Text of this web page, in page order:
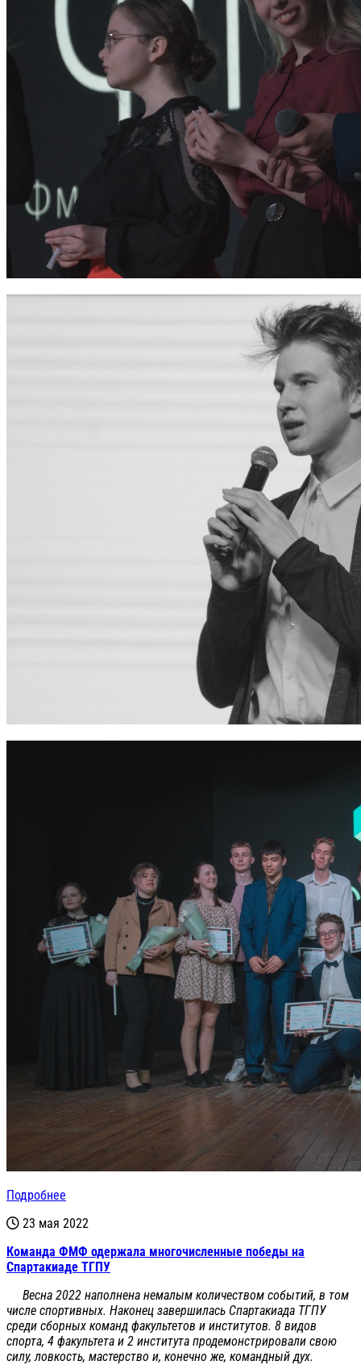
Подробнее
23 мая 2022
Команда ФМФ одержала многочисленные победы на
Спартакиаде ТГПУ
Весна 2022 наполнена немалым количеством событий, в том
числе спортивных. Наконец завершилась Спартакиада ТГПУ
среди сборных команд факультетов и институтов. 8 видов
спорта, 4 факультета и 2 института продемонстрировали свою
силу, ловкость, мастерство и, конечно же, командный дух.